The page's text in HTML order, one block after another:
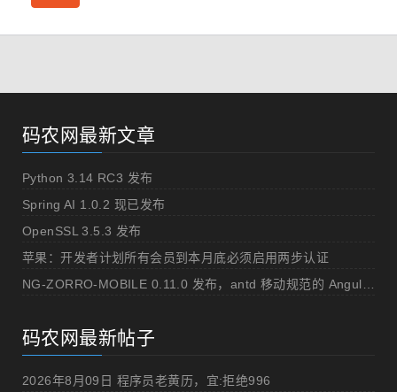
码农网最新文章
Python 3.14 RC3 发布
Spring AI 1.0.2 现已发布
OpenSSL 3.5.3 发布
苹果：开发者计划所有会员到本月底必须启用两步认证
码农网最新帖子
2026年8月09日 程序员老黄历，宜:拒绝996